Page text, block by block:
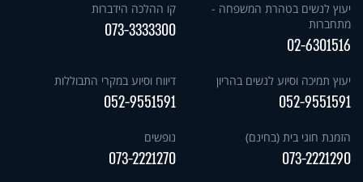
יעוץ לנשים בטהרת המשפחה -
מתחברות
02-6301516
קו ההלכה הידברות
073-3333300
יעוץ תמיכה וסיוע לנשים בהריון
052-9551591
דיווח וסיוע במקרי התבוללות
052-9551591
הזמנת חוגי בית (בחינם)
073-2221290
נופשים
073-2221270